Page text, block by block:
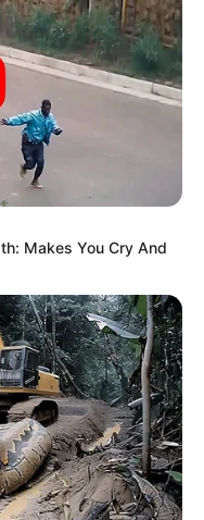
noticia del
comenzó a
buscaban
sorprendente fue
que ofrecieron
Makes You Cry And